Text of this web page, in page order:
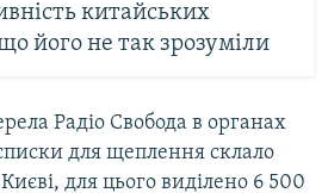
китайських
його не так зрозуміли
Радіо Свобода в органах
для щеплення склало
для цього виділено 6 500